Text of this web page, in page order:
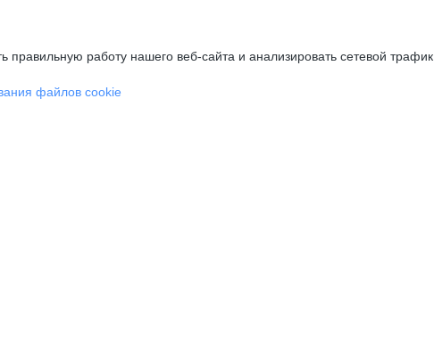
работу нашего веб-сайта и анализировать сетевой трафик.
файлов cookie